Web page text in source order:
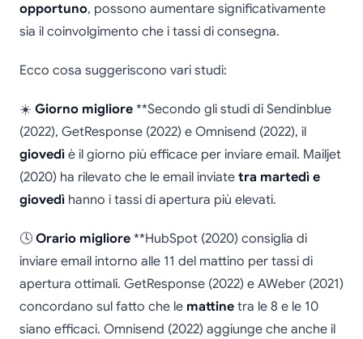
opportuno, possono aumentare significativamente
sia il coinvolgimento che i tassi di consegna.
Ecco cosa suggeriscono vari studi:
☀️ Giorno migliore **Secondo gli studi di Sendinblue
(2022), GetResponse (2022) e Omnisend (2022), il
giovedì è il giorno più efficace per inviare email. Mailjet
(2020) ha rilevato che le email inviate tra martedì e
giovedì hanno i tassi di apertura più elevati.
🕓 Orario migliore **HubSpot (2020) consiglia di
inviare email intorno alle 11 del mattino per tassi di
apertura ottimali. GetResponse (2022) e AWeber (2021)
concordano sul fatto che le mattine tra le 8 e le 10
siano efficaci. Omnisend (2022) aggiunge che anche il